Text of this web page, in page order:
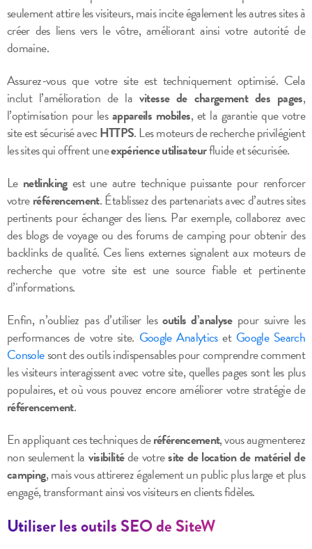
seulement attire les visiteurs, mais incite également les autres sites à
créer des liens vers le vôtre, améliorant ainsi votre autorité de
domaine.
Assurez-vous que votre site est techniquement optimisé. Cela
inclut l’amélioration de la vitesse de chargement des pages,
l’optimisation pour lesappareils mobiles, et la garantie que votre
site est sécurisé avecHTTPS. Les moteurs de recherche privilégient
les sites qui offrent uneexpérience utilisateurfluide et sécurisée.
Le netlinkingest une autre technique puissante pour renforcer
votreréférencement. Établissez des partenariats avec d’autres sites
pertinents pour échanger des liens. Par exemple, collaborez avec
des blogs de voyage ou des forums de camping pour obtenir des
backlinks de qualité. Ces liens externes signalent aux moteurs de
recherche que votre site est une source fiable et pertinente
d’informations.
Enfin, n’oubliez pas d’utiliser lesoutils d’analysepour suivre les
performances de votre site. Google Analyticset Google Search
Consolesont des outils indispensables pour comprendre comment
les visiteurs interagissent avec votre site, quelles pages sont les plus
populaires, et où vous pouvez encore améliorer votre stratégie de
référencement.
En appliquant ces techniques deréférencement, vous augmenterez
non seulement la visibilitéde votresite de location de matériel de
camping, mais vous attirerez également un public plus large et plus
engagé, transformant ainsi vos visiteurs en clients fidèles.
Utiliser les outils SEO de SiteW